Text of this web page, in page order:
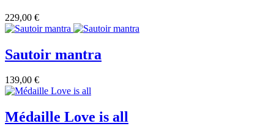
229,00 €
Sautoir mantra
139,00 €
Médaille Love is all